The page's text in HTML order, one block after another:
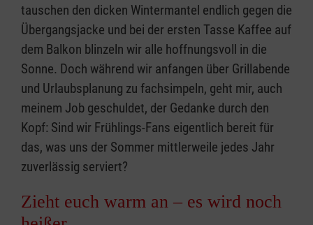
tauschen den dicken Wintermantel endlich gegen die
Übergangsjacke und bei der ersten Tasse Kaffee auf
dem Balkon blinzeln wir alle hoffnungsvoll in die
Sonne. Doch während wir anfangen über Grillabende
und Urlaubsplanung zu fachsimpeln, geht mir, auch
meinem Job geschuldet, der Gedanke durch den
Kopf: Sind wir Frühlings-Fans eigentlich bereit für
das, was uns der Sommer mittlerweile jedes Jahr
zuverlässig serviert?
Zieht euch warm an – es wird noch